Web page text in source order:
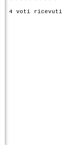
4 voti ricevuti